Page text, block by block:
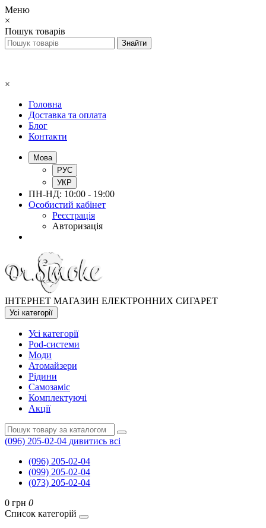
Меню
×
Пошук товарів
×
Головна
Доставка та оплата
Блог
Контакти
Мова
РУС
УКР
ПН-НД: 10:00 - 19:00
Особистий кабінет
Реєстрація
Авторизація
ІНТЕРНЕТ МАГАЗИН ЕЛЕКТРОННИХ СИГАРЕТ
Усі категорії
Усі категорії
Pod-системи
Моди
Атомайзери
Рідини
Самозаміс
Комплектуючі
Акції
(096) 205-02-04 дивитись всі
(096) 205-02-04
(099) 205-02-04
(073) 205-02-04
0 грн 0
Список категорій